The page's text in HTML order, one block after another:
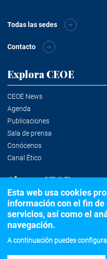
Todas las sedes
Contacto
Explora CEOE
CEOE News
Agenda
Publicaciones
Sala de prensa
Conócenos
Canal Ético
Alertas CEOE
Suscríbete a la newsletter
©2020 Confederación Española de
Esta web usa cookies
información con el fin
servicios, así como el
navegación.
A continuación puedes